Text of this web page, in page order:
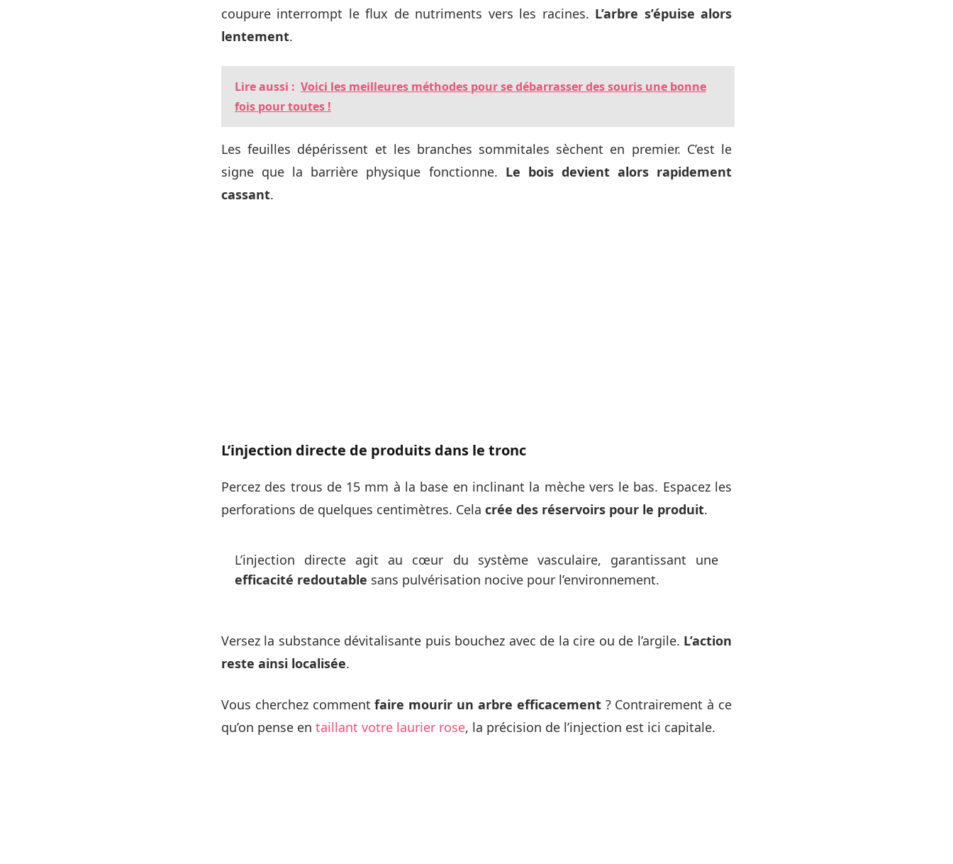
coupure interrompt le flux de nutriments vers les racines. L’arbre s’épuise alors
lentement.
Lire aussi : Voici les meilleures méthodes pour se débarrasser des souris une bonne
fois pour toutes !
Les feuilles dépérissent et les branches sommitales sèchent en premier. C’est le
signe que la barrière physique fonctionne. Le bois devient alors rapidement
cassant.
L’injection directe de produits dans le tronc
Percez des trous de 15 mm à la base en inclinant la mèche vers le bas. Espacez les
perforations de quelques centimètres. Cela crée des réservoirs pour le produit.
L’injection directe agit au cœur du système vasculaire, garantissant une
efficacité redoutable sans pulvérisation nocive pour l’environnement.
Versez la substance dévitalisante puis bouchez avec de la cire ou de l’argile. L’action
reste ainsi localisée.
Vous cherchez commentfaire mourir un arbre efficacement? Contrairement à ce
qu’on pense en taillant votre laurier rose, la précision de l’injection est ici capitale.